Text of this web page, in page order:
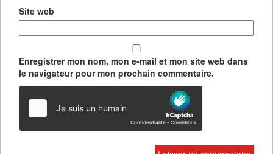
Site web
Enregistrer mon nom, mon e-mail et mon site web dans
le navigateur pour mon prochain commentaire.